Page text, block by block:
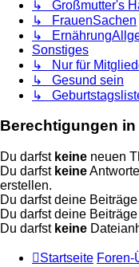
↳ Großmutter's
↳ FrauenSachen
↳
Sonstiges
↳ Nur für
↳ Gesund sein
↳
Berechtigungen
Du darfst keine neuen
Du darfst keine
erstellen.
Du darfst deine
Du darfst deine
Du darfst keine
Startseite Foren-